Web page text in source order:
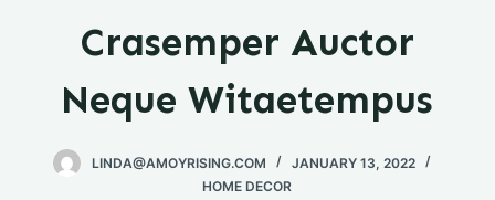
Crasemper Auctor
Neque Witaetempus
LINDA@AMOYRISING.COM
JANUARY 13, 2022
HOME DECOR